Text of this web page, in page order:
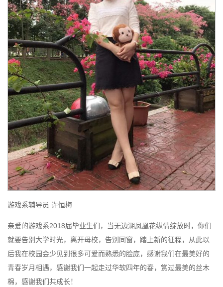
游戏系辅导员 许恒梅
亲爱的游戏系2018届毕业生们，当无边湖凤凰花纵情绽放时，你们
就要告别大学时光，离开母校，告别同窗，踏上新的征程，从此以
后我在校园会少见到很多可爱而熟悉的脸庞，感谢我们在最美好的
青春岁月相遇，感谢我们一起走过华软四年的春，赏过最美的丝木
棉，感谢我们共成长！